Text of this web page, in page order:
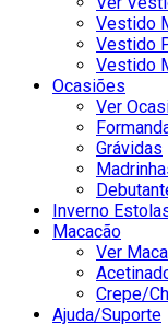
Vestido
Vestido
Vestido
Ocasiões
Ver
Grávidas
Inverno
Macacão
Ver
Crepe/
Ajuda/Suporte